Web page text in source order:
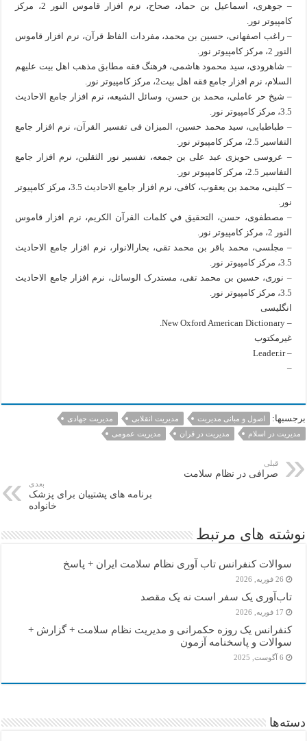
– جوهرى، اسماعيل بن حماد، صحاح، نرم افزار قاموس النور 2، مرکز
کامپیوتر نور.
– راغب اصفهانى، حسين بن محمد، مفردات الفاظ قرآن، نرم افزار قاموس
النور 2، مرکز کامپیوتر نور.
– شاهرودی، سید محمود هاشمی، فرهنگ فقه مطابق مذهب اهل بيت عليهم
السلام، نرم افزار جامع فقه اهل بیت2، مرکز کامپیوتر نور.
– شيخ حر عاملى، محمد بن حسن‏، وسائل الشیعه، نرم افزار جامع الاحادیث
3.5، مرکز کامپیوتر نور.
– طباطبايى، سيد محمد حسين‏، الميزان فى تفسير القرآن، نرم افزار جامع
التفاسیر 2.5، مرکز کامپیوتر نور.
– عروسى حويزى عبد على بن جمعه‏، تفسير نور الثقلين، نرم افزار جامع
التفاسیر 2.5، مرکز کامپیوتر نور.
– كلينى، محمد بن يعقوب‏، کافی، نرم افزار جامع الاحادیث 3.5، مرکز کامپیوتر
نور.
– مصطفوى، حسن‏، التحقيق في كلمات القرآن الكريم، نرم افزار قاموس
النور 2، مرکز کامپیوتر نور.
– مجلسى، محمد باقر بن محمد تقى‏، بحارالانوار، نرم افزار جامع الاحادیث
3.5، مرکز کامپیوتر نور.
– نورى، حسين بن محمد تقى‏، مستدرک الوسائل، نرم افزار جامع الاحادیث
3.5، مرکز کامپیوتر نور.
انگلیسی
– New Oxford American Dictionary.
غیرمکتوب
– Leader.ir
–
برجسبها: اصول و مبانی مدیریت مدیریت انقلابی
مدیریت جهادی
مدیریت در اسلام
مدیریت در قران مدیریت عمومی
قبلی
صرافی در نظام سلامت
بعدی
برنامه های پشتیبان برای پزشک
خانواده
نوشته های مرتبط
سوالات کنفرانس تاب آوری نظام سلامت ایران + پاسخ
26 فوریه, 2026
تاب‌آوری یک سفر است نه یک مقصد
17 فوریه, 2026
کنفرانس یک روزه حکمرانی و مدیریت نظام سلامت + گزارش +
سوالات و پاسخنامه آزمون
6 آگوست, 2025
دسته‌ها